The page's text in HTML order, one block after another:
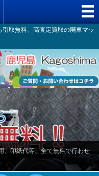
取無料、高査定買取の廃車マッ
、印紙代等、全て無料で行わせ